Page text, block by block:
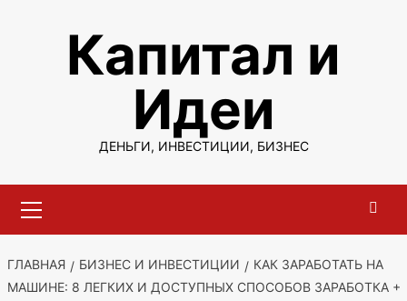
содержимомуКапитал и
Идеи
ДЕНЬГИ, ИНВЕСТИЦИИ, БИЗНЕС
меню
ГЛАВНАЯ БИЗНЕС И ИНВЕСТИЦИИ
КАК ЗАРАБОТАТЬ НА
МАШИНЕ: 8 ЛЕГКИХ И ДОСТУПНЫХ СПОСОБОВ ЗАРАБОТКА +